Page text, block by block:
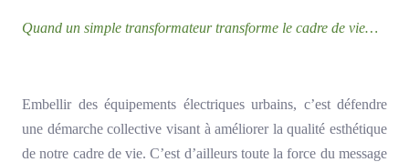
Quand un simple transformateur transforme le cadre de vie…
Embellir des équipements électriques urbains, c’est défendre
une démarche collective visant à améliorer la qualité esthétique
de notre cadre de vie. C’est d’ailleurs toute la force du message